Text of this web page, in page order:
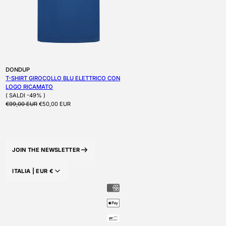
Produttore:
DONDUP
T-SHIRT GIROCOLLO BLU ELETTRICO CON
LOGO RICAMATO
( SALDI -49% )
Prezzo di listino
€99,00 EUR Prezzo scontato
€50,00 EUR
JOIN THE NEWSLETTER
PAESE/AREA GEOGRAFICA:
ITALIA |EUR €